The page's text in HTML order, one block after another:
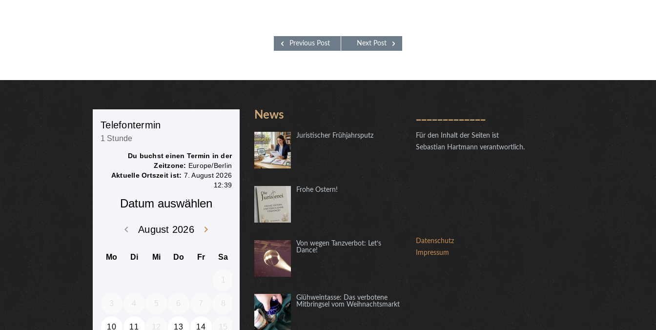
Next Post
Previous Post
News
Juristischer Frühjahrsputz
Frohe Ostern!
Von wegen Tanzverbot: Let‘s
Dance!
Glühweintasse: Das verbotene
Mitbringsel vom Weihnachtsmarkt
_____________
Für den Inhalt der Seiten ist
Sebastian Hartmann verantwortlich.
Datenschutz
Impressum